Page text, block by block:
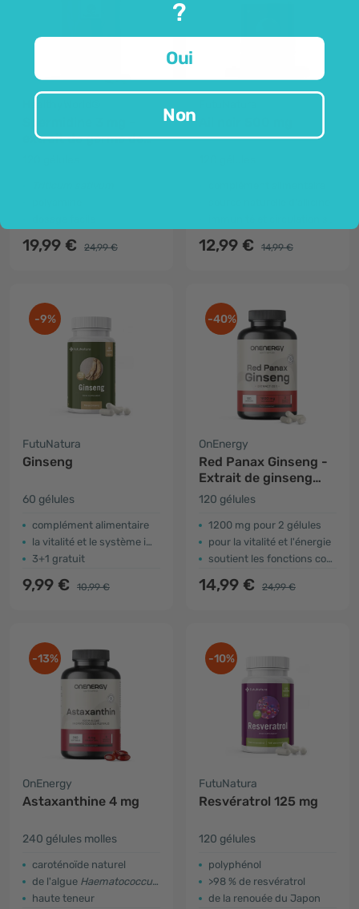
extrait de germe de
19,99 € 24,99 € 12,99 € 14,99 €
-9%
FutuNatura
Ginseng
60 gélules
​complément alimentaire
la vitalité et le système immunitaire
3+1 gratuit
9,99 € 10,99 €
-40%
OnEnergy
Red Panax Ginseng -
Extrait de ginseng
rouge 1200 mg
120 gélules
1200 mg pour 2 gélules
pour la vitalité et l'énergie
soutient les fonctions cognitives
14,99 € 24,99 €
-13%
OnEnergy
Astaxanthine 4 mg
240 gélules molles
caroténoïde naturel
de l'algue Haematococcus pluvialis
haute teneur
-10%
FutuNatura
Resvératrol 125 mg
120 gélules
polyphénol
>98 % de resvératrol
de la renouée du Japon
?
Oui
Non